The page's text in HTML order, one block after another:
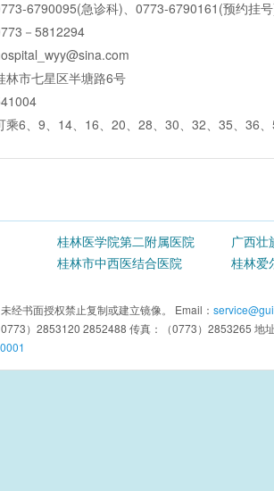
6790095(急诊科)、0773-6790161(预约挂
－5812294
林市七星区半塘路6号
乘6、9、14、16、20、28、30、32、35、36
桂林医学院第二附属医院
广西壮
院
桂林市中西医结合医院 桂林爱
经书面授权禁止复制或建立镜像。 Email：
）2853120 2852488 传真：（0773）2853265 地